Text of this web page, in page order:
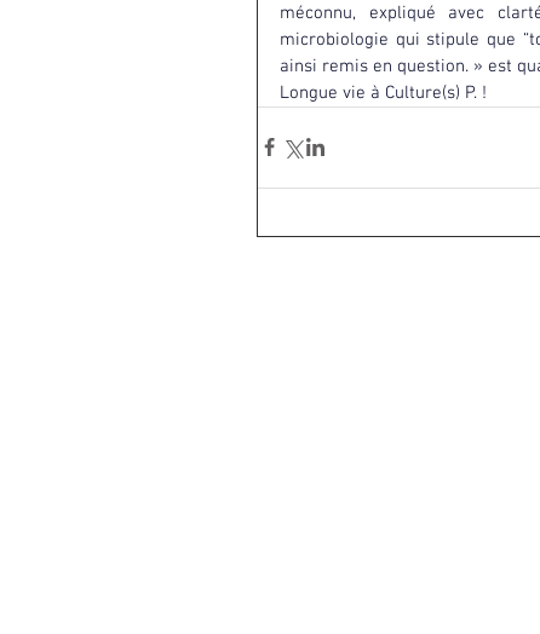
méconnu, expliqué avec
microbiologie qui stipule que
ainsi remis en question. » est
Longue vie à Culture(s) P. !